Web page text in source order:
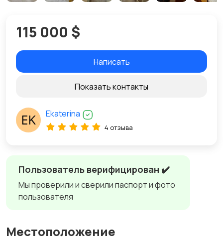
Пользователь верифицирован ✔️
Мы проверили и сверили паспорт и фото
пользователя
Местоположение
115 000 $
Написать
Показать контакты
Ekaterina
4 отзыва